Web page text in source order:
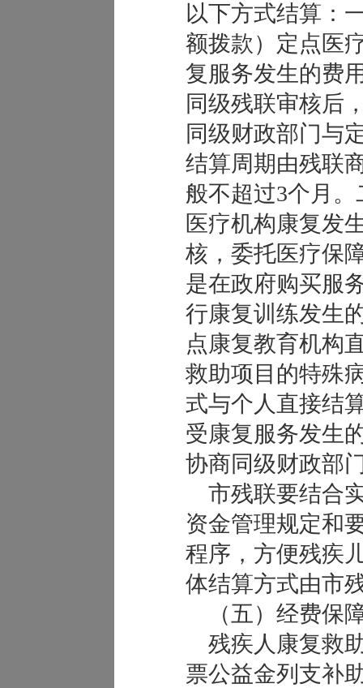
以下方式结算：
额拨款）定点医
复服务发生的费
同级残联审核后
同级财政部门与
结算周期由残联
般不超过3个月
医疗机构康复发
核，委托医疗保
是在政府购买服
行康复训练发生
点康复教育机构
救助项目的特殊
式与个人直接结
受康复服务发生
协商同级财政部
市残联要结合
资金管理规定和
程序，方便残疾
体结算方式由市
（五）经费保
残疾人康复救
票公益金列支补